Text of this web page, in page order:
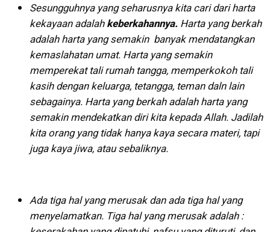
Sesungguhnya yang seharusnya kita cari dari harta
kekayaan adalahkeberkahannya.Harta yang berkah
adalah harta yang semakin banyak mendatangkan
kemaslahatan umat. Harta yang semakin
memperekat tali rumah tangga, memperkokoh tali
kasih dengan keluarga, tetangga, teman daln lain
sebagainya. Harta yang berkah adalah harta yang
semakin mendekatkan diri kita kepada Allah. Jadilah
kita orang yang tidak hanya kaya secara materi, tapi
juga kaya jiwa, atau sebaliknya.
Ada tiga hal yang merusak dan ada tiga hal yang
menyelamatkan. Tiga hal yang merusak adalah :